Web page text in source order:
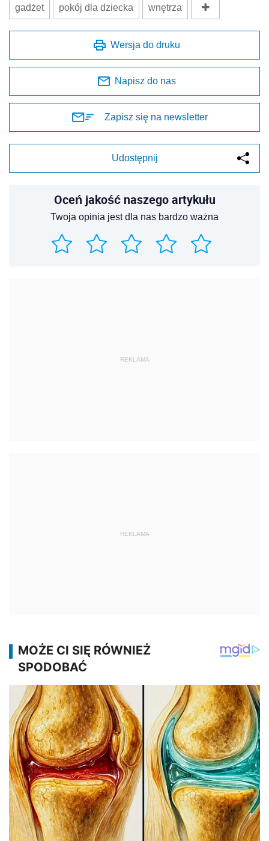
gadżet pokój dla dziecka wnętrza
Wersja do druku
Napisz do nas
Zapisz się na newsletter
Udostępnij
Oceń jakość naszego artykułu
Twoja opinia jest dla nas bardzo ważna
REKLAMA
REKLAMA